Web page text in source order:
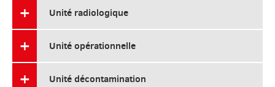
Unité radiologique
Unité opérationnelle
Unité décontamination